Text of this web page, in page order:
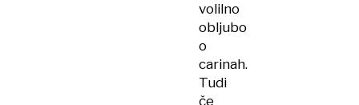
volilno
obljubo
o
carinah.
Tudi
če